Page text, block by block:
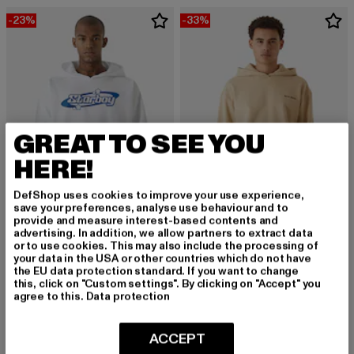
-23%
9N1M SENSE
Blue Starboy
53,89 EUR
Derzeitiger Preis: 53,89 EUR
69,99 EURAktionspreis: 69,99 EUR
-33%
9N1M SENSE
Sense Essential Hoody
36,84 EUR
Derzeitiger Preis: 36,84 EUR
54,99 EURAktionspreis:
-44%
GREAT TO SEE YOU
HERE!
DefShop uses cookies to improve your use experience,
save your preferences, analyse use behaviour and to
provide and measure interest-based contents and
advertising. In addition, we allow partners to extract data
or to use cookies. This may also include the processing of
your data in the USA or other countries which do not have
the EU data protection standard. If you want to change
this, click on "Custom settings". By clicking on "Accept" you
agree to this. Data protection
ACCEPT